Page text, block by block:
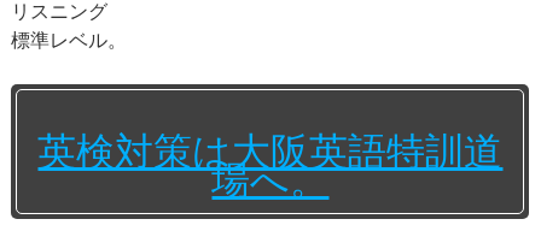
リスニング
標準レベル。
英検対策は大阪英語特訓道
場へ。